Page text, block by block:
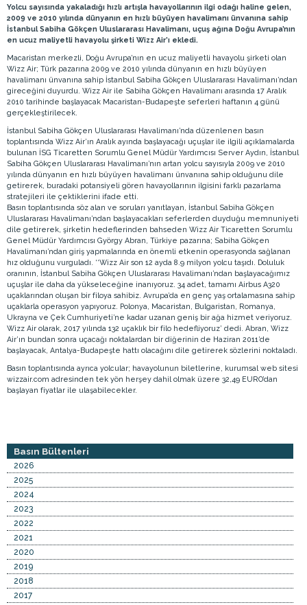
Yolcu sayısında yakaladığı hızlı artışla havayollarının ilgi odağı haline gelen,
2009 ve 2010 yılında dünyanın en hızlı büyüyen havalimanı ünvanına sahip
İstanbul Sabiha Gökçen Uluslararası Havalimanı, uçuş ağına Doğu Avrupa’nın
en ucuz maliyetli havayolu şirketi Wizz Air’ı ekledi.
Macaristan merkezli, Doğu Avrupa’nın en ucuz maliyetli havayolu şirketi olan
Wizz Air; Türk pazarına 2009 ve 2010 yılında dünyanın en hızlı büyüyen
havalimanı ünvanına sahip İstanbul Sabiha Gökçen Uluslararası Havalimanı’ndan
gireceğini duyurdu. Wizz Air ile Sabiha Gökçen Havalimanı arasında 17 Aralık
2010 tarihinde başlayacak Macaristan-Budapeşte seferleri haftanın 4 günü
gerçekleştirilecek.
İstanbul Sabiha Gökçen Uluslararası Havalimanı’nda düzenlenen basın
toplantısında Wizz Air’ın Aralık ayında başlayacağı uçuşlar ile ilgili açıklamalarda
bulunan İSG Ticaretten Sorumlu Genel Müdür Yardımcısı Server Aydın, İstanbul
Sabiha Gökçen Uluslararası Havalimanı’nın artan yolcu sayısıyla 2009 ve 2010
yılında dünyanın en hızlı büyüyen havalimanı ünvanına sahip olduğunu dile
getirerek, buradaki potansiyeli gören havayollarının ilgisini farklı pazarlama
stratejileri ile çektiklerini ifade etti.
Basın toplantısında söz alan ve soruları yanıtlayan, İstanbul Sabiha Gökçen
Uluslararası Havalimanı’ndan başlayacakları seferlerden duyduğu memnuniyeti
dile getirerek, şirketin hedeflerinden bahseden Wizz Air Ticaretten Sorumlu
Genel Müdür Yardımcısı György Abran, Türkiye pazarına; Sabiha Gökçen
Havalimanı’ndan giriş yapmalarında en önemli etkenin operasyonda sağlanan
hız olduğunu vurguladı. ‘‘Wizz Air son 12 ayda 8.9 milyon yolcu taşıdı. Doluluk
oranının, İstanbul Sabiha Gökçen Uluslararası Havalimanı’ndan başlayacağımız
uçuşlar ile daha da yükseleceğine inanıyoruz. 34 adet, tamamı Airbus A320
uçaklarından oluşan bir filoya sahibiz. Avrupa’da en genç yaş ortalamasına sahip
uçaklarla operasyon yapıyoruz. Polonya, Macaristan, Bulgaristan, Romanya,
Ukrayna ve Çek Cumhuriyeti’ne kadar uzanan geniş bir ağa hizmet veriyoruz.
Wizz Air olarak, 2017 yılında 132 uçaklık bir filo hedefliyoruz’ dedi. Abran, Wizz
Air’ın bundan sonra uçacağı noktalardan bir diğerinin de Haziran 2011’de
başlayacak, Antalya-Budapeşte hattı olacağını dile getirerek sözlerini noktaladı.
Basın toplantısında ayrıca yolcular; havayolunun biletlerine, kurumsal web sitesi
wizzair.com adresinden tek yön herşey dahil olmak üzere 32,49 EURO’dan
başlayan fiyatlar ile ulaşabilecekler.
Basın Bültenleri
2026
2025
2024
2023
2022
2021
2020
2019
2018
2017